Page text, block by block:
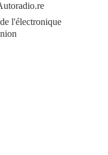
l'électronique